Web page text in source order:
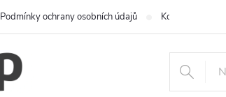
Podmínky ochrany osobních údajů Kontakty